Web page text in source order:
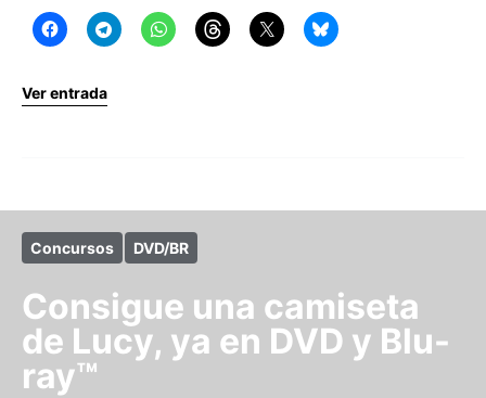
Ver entrada
Concursos DVD/BR
Consigue una camiseta
de Lucy, ya en DVD y Blu-
ray™